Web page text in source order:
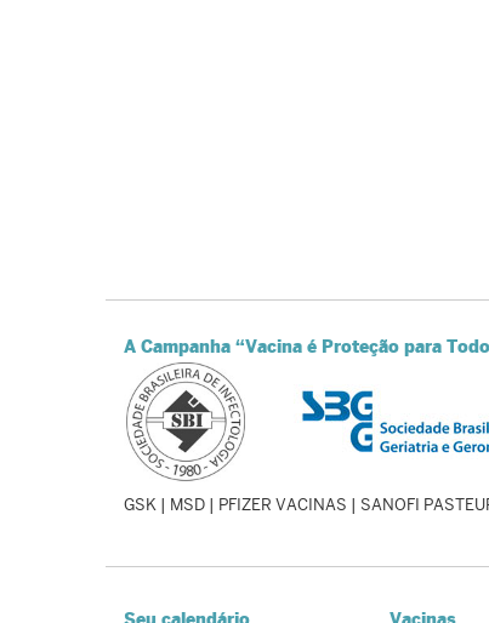
A Campanha “Vacina é Proteção para
GSK | MSD | PFIZER VACINAS | SANOFI